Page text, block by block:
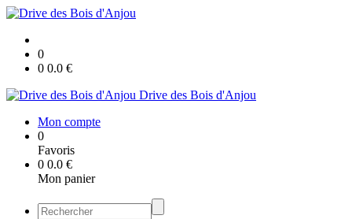
0
0 0.0 €
Drive des Bois d'Anjou
Mon compte
0
Favoris
0 0.0 €
Mon panier